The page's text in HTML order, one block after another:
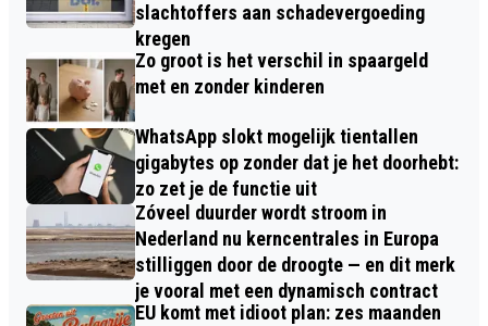
slachtoffers aan schadevergoeding
kregen
Zo groot is het verschil in spaargeld
met en zonder kinderen
WhatsApp slokt mogelijk tientallen
gigabytes op zonder dat je het doorhebt:
zo zet je de functie uit
Zóveel duurder wordt stroom in
Nederland nu kerncentrales in Europa
stilliggen door de droogte — en dit merk
je vooral met een dynamisch contract
EU komt met idioot plan: zes maanden